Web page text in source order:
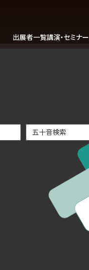
出展者一覧講演・セミナー